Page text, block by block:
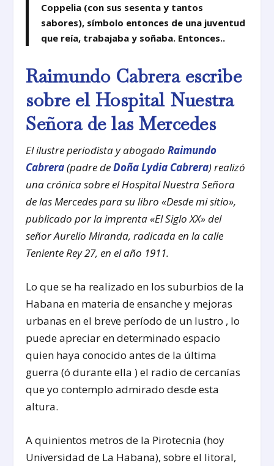
Coppelia (con sus sesenta y tantos
sabores), símbolo entonces de una juventud
que reía, trabajaba y soñaba. Entonces..
Raimundo Cabrera escribe
sobre el Hospital Nuestra
Señora de las Mercedes
El ilustre periodista y abogadoRaimundo
Cabrera(padre deDoña Lydia Cabrera) realizó
una crónica sobre el Hospital Nuestra Señora
de las Mercedes para su libro «Desde mi sitio»,
publicado por la imprenta «El Siglo XX» del
señor Aurelio Miranda, radicada en la calle
Teniente Rey 27, en el año 1911.
Lo que se ha realizado en los suburbios de la
Habana en materia de ensanche y mejoras
urbanas en el breve período de un lustro , lo
puede apreciar en determinado espacio
quien haya conocido antes de la última
guerra (ó durante ella ) el radio de cercanías
que yo contemplo admirado desde esta
altura.
A quinientos metros de la Pirotecnia (hoy
Universidad de La Habana), sobre el litoral,